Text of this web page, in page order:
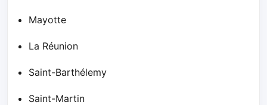
Mayotte
La Réunion
Saint-Barthélemy
Saint-Martin